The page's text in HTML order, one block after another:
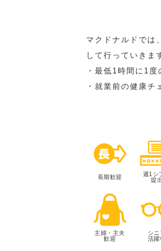
マクドナルドでは
して行っていきま
・最低1時間に1
・就業前の健康
長期歓迎
週1シ
提
主婦・主夫
歓迎
シニ
活躍